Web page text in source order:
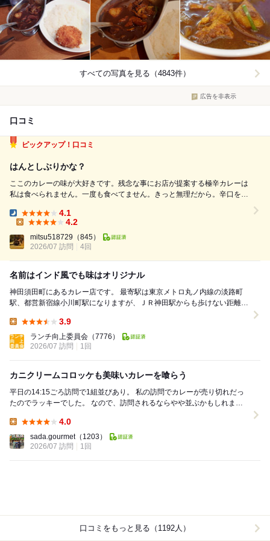
すべての写真を見る（4843件）
広告を非表示
口コミ
ピックアップ！口コミ
はんとしぶりかな？
ここのカレーの味が大好きです。残念な事にお店が提案する極辛カレーは
私は食べられません。一度も食べてません。きっと無理だから。辛口を常
ん。辛くなると旨味が増すそうです。危険過ぎて試せません。周りを見る
と普通に食べてるのですよねぇ。クリーム...
Dinner:
4.1
4.2
mitsu518729 （845）
2026/07 訪問
4回
名前はインド風でも味はオリジナル
神田須田町にあるカレー店です。 最寄駅は東京メトロ丸ノ内線の淡路町
駅、都営新宿線小川町駅になりますが、ＪＲ神田駅からも歩けない距離で
3.9
ランチ向上委員会 （7776）
2026/07 訪問
1回
カニクリームコロッケも美味いカレーを喰らう
平日の14:15ごろ訪問で1組並びあり。 私の訪問でカレーが売り切れだっ
たのでラッキーでした。 なので、訪問されるならやや並ぶかもしれませ
4.0
sada.gourmet （1203）
2026/07 訪問
1回
口コミをもっと見る（1192人）